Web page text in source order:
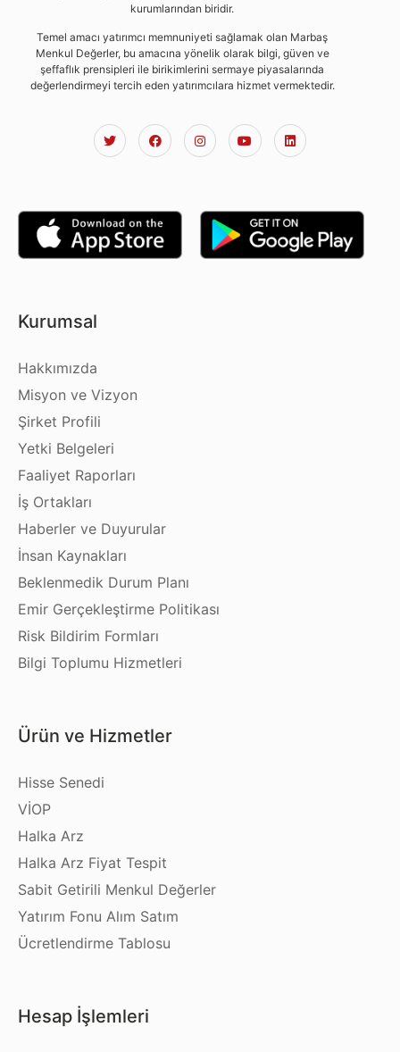
kurumlarından biridir.
Temel amacı yatırımcı memnuniyeti sağlamak olan Marbaş
Menkul Değerler, bu amacına yönelik olarak bilgi, güven ve
şeffaflık prensipleri ile birikimlerini sermaye piyasalarında
değerlendirmeyi tercih eden yatırımcılara hizmet vermektedir.
Kurumsal
Hakkımızda
Misyon ve Vizyon
Şirket Profili
Yetki Belgeleri
Faaliyet Raporları
İş Ortakları
Haberler ve Duyurular
İnsan Kaynakları
Beklenmedik Durum Planı
Emir Gerçekleştirme Politikası
Risk Bildirim Formları
Bilgi Toplumu Hizmetleri
Ürün ve Hizmetler
Hisse Senedi
VİOP
Halka Arz
Halka Arz Fiyat Tespit
Sabit Getirili Menkul Değerler
Yatırım Fonu Alım Satım
Ücretlendirme Tablosu
Hesap İşlemleri